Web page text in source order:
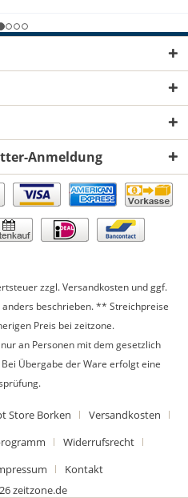
Anmeldung
zzgl.Versandkosten und ggf.
beschrieben. ** Streichpreise
Preis bei zeitzone.
an Personen mit dem gesetzlich
Übergabe der Ware erfolgt eine
Store Borken
Versandkosten
Widerrufsrecht
Kontakt
zeitzone.de